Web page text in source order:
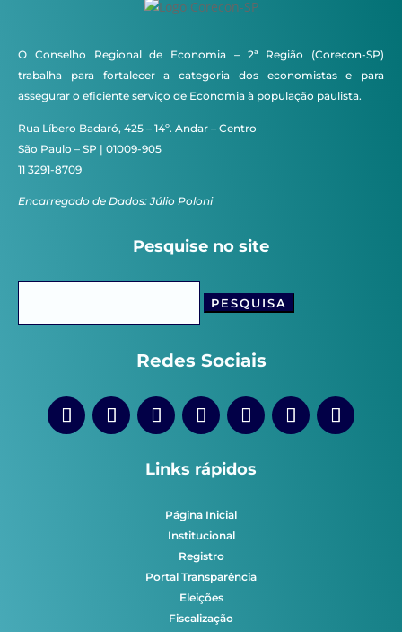
O Conselho Regional de Economia – 2ª Região (Corecon-SP)
trabalha para fortalecer a categoria dos economistas e para
assegurar o eficiente serviço de Economia à população paulista.
Rua Líbero Badaró, 425 – 14º. Andar – Centro
São Paulo – SP | 01009-905
11 3291-8709
Encarregado de Dados: Júlio Poloni
Pesquise no site
Redes Sociais
Links rápidos
Página Inicial
Institucional
Registro
Portal Transparência
Eleições
Fiscalização